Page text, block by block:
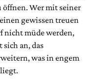
öffnen. Wer mit seiner
gewissen treuen
nicht müde werden,
an, das
was in engem